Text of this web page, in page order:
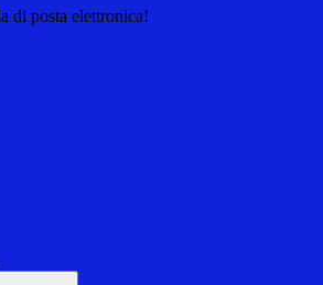
di posta elettronica!